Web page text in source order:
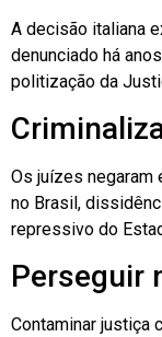
A decisão italiana
denunciado há
politização da
Os juízes negaram
no Brasil,
repressivo do
Perseguir
Contaminar justiça